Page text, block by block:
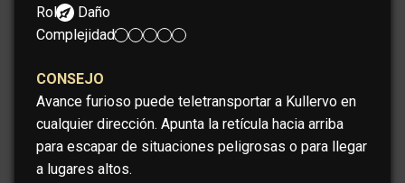
Rol:
Daño
Complejidad:
CONSEJO
Avance furioso puede teletransportar a Kullervo en
cualquier dirección. Apunta la retícula hacia arriba
para escapar de situaciones peligrosas o para llegar
a lugares altos.